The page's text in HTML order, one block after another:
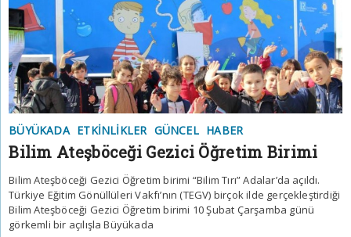
BÜYÜKADA ETKINLIKLER GÜNCEL HABER
Bilim Ateşböceği Gezici Öğretim Birimi
Bilim Ateşböceği Gezici Öğretim birimi “Bilim Tırı” Adalar’da açıldı.
Türkiye Eğitim Gönüllüleri Vakfı’nın (TEGV) birçok ilde gerçekleştirdiği
Bilim Ateşböceği Gezici Öğretim birimi 10 Şubat Çarşamba günü
görkemli bir açılışla Büyükada